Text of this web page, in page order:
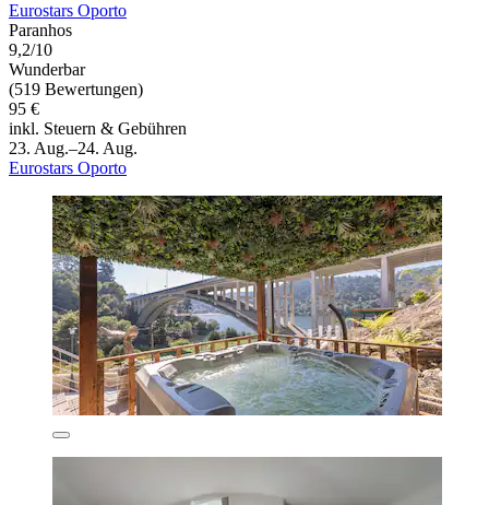
Eurostars Oporto
Paranhos
9,2/10
Wunderbar
(519 Bewertungen)
95 €
inkl. Steuern & Gebühren
23. Aug.–24. Aug.
Eurostars Oporto